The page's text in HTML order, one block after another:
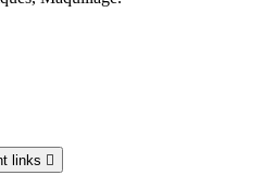
links 